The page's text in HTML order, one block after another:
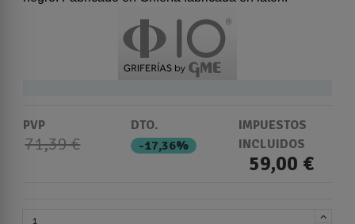
PVP
71,39 €
DTO.
-17,36%
IMPUESTOS
INCLUIDOS
59,00 €